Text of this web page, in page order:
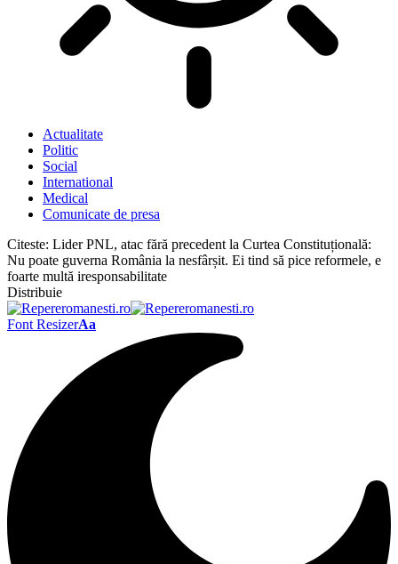
Actualitate
Politic
Social
International
Medical
Comunicate de presa
Citeste: Lider PNL, atac fără precedent la Curtea Constituțională:
Nu poate guverna România la nesfârșit. Ei tind să pice reformele, e
foarte multă iresponsabilitate
Distribuie
Font ResizerAa